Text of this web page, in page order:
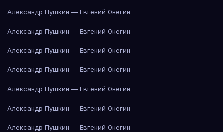
Александр Пушкин — Евгений Онегин
Александр Пушкин — Евгений Онегин
Александр Пушкин — Евгений Онегин
Александр Пушкин — Евгений Онегин
Александр Пушкин — Евгений Онегин
Александр Пушкин — Евгений Онегин
Александр Пушкин — Евгений Онегин